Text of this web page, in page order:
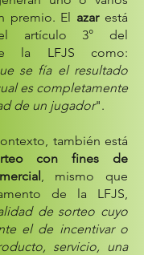
premio. El azarestá
artículo 3° del
la LFJS como:
se fía el resultado
es completamente
de un jugador".
también está
con fines de
, mismo que
de la LFJS,
de sorteo cuyo
el de incentivar o
servicio, una